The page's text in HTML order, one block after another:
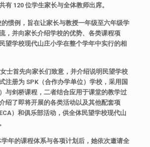
有 120 位学生家长与全体教师出席。
例，旨在让家长与教授一年级至六年级学
，并向家长介绍学校的优势、各类课程项
望学校现代山庄小学在整个学年中实行的相
首先向家长们致意，并介绍说明民望学校
注册为 SPK（合作办学单位）学校，采用国
与剑桥课程，二者结合应用于课堂的教学过
绍了即将开展的各类活动以及其他配套项
）和俱乐部活动，供全体民望学校现代山
年的课程体系与各项计划后，她依次邀请全